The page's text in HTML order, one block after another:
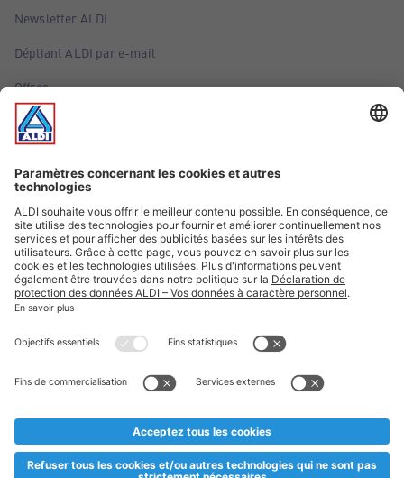
Newsletter ALDI
Dépliant ALDI par e-mail
Offres
Infos essentielles
Suivez ALDI Luxembourg
Textes marqués d'un astérisque et mentions légales
esoulaang bis de Stock eidel ass. Mir soen Iech Merci fir Äert
Planifikatioun ausverkaaft sollte sinn. De VALORLUX-Präis an
** Op dësem Site huet d'Benotze vun der männlecher Form eng
besser Liesbarkeet am Sënn an huet keng diskriminéierend